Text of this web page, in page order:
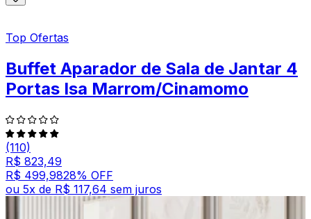
Top Ofertas
Buffet Aparador de Sala de Jantar 4
Portas Isa Marrom/Cinamomo
(110)
R$ 823,49
R$ 499,9828% OFF
ou 5x de R$ 117,64 sem juros